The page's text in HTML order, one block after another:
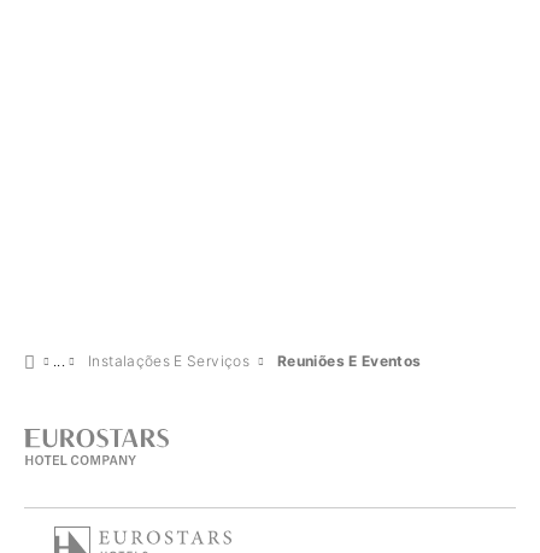
Instalações E Serviços Reuniões E Eventos